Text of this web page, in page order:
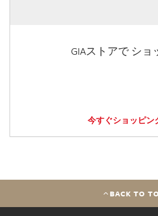
GIAストアで ショ
今すぐショッピン
BACK TO